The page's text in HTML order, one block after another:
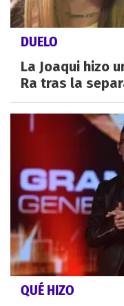
DUELO
La Joaqui hizo
Ra tras la
QUÉ HIZO